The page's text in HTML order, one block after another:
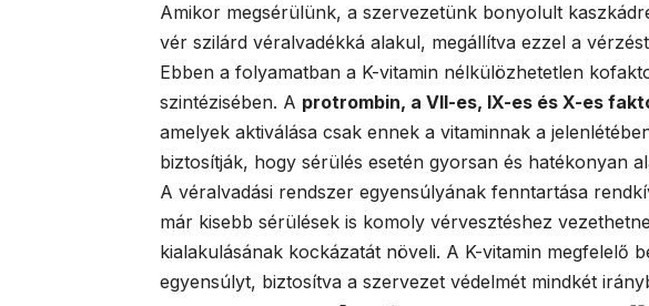
Amikor megsérülünk, a szervezetünk bonyolult
vér szilárd véralvadékká alakul, megállítva ezzel a
Ebben a folyamatban a K-vitamin nélkülözhetetlen
szintézisében. A protrombin, a VII-es, IX-es és X-es
amelyek aktiválása csak ennek a vitaminnak a
biztosítják, hogy sérülés esetén gyorsan és hatékonyan
A véralvadási rendszer egyensúlyának fenntartása
már kisebb sérülések is komoly vérvesztéshez
kialakulásának kockázatát növeli. A K-vitamin megfelelő
egyensúlyt, biztosítva a szervezet védelmét mindkét